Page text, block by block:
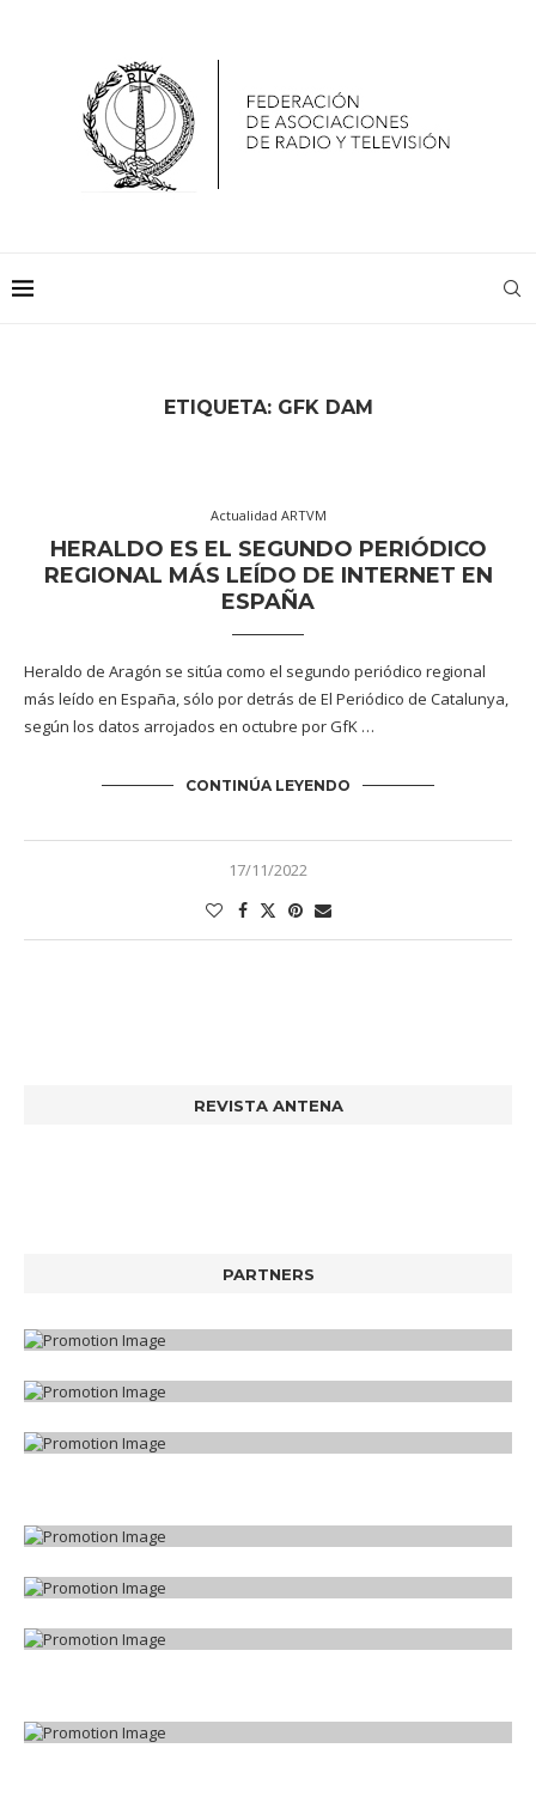
ETIQUETA: GFK DAM
Actualidad ARTVM
HERALDO ES EL SEGUNDO PERIÓDICO
REGIONAL MÁS LEÍDO DE INTERNET EN
ESPAÑA
Heraldo de Aragón se sitúa como el segundo periódico regional
más leído en España, sólo por detrás de El Periódico de Catalunya,
según los datos arrojados en octubre por GfK …
CONTINÚA LEYENDO
17/11/2022
REVISTA ANTENA
PARTNERS